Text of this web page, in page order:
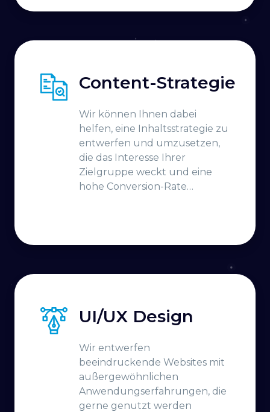
Content-Strategie
Wir können Ihnen dabei
helfen, eine Inhaltsstrategie zu
entwerfen und umzusetzen,
die das Interesse Ihrer
Zielgruppe weckt und eine
hohe Conversion-Rate
UI/UX Design
Wir entwerfen
beeindruckende Websites mit
außergewöhnlichen
Anwendungserfahrungen, die
gerne genutzt werden